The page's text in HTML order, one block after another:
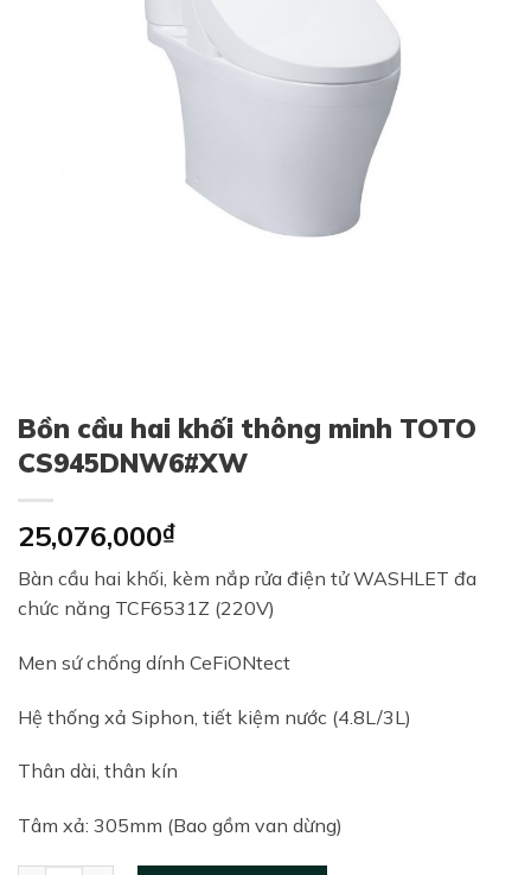
Bồn cầu hai khối thông minh TOTO
CS945DNW6#XW
25,076,000₫
Bàn cầu hai khối, kèm nắp rửa điện tử WASHLET đa
chức năng TCF6531Z (220V)
Men sứ chống dính CeFiONtect
Hệ thống xả Siphon, tiết kiệm nước (4.8L/3L)
Thân dài, thân kín
Tâm xả: 305mm (Bao gồm van dừng)